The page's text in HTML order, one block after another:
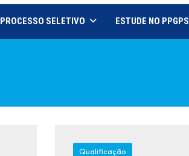
PROCESSO SELETIVO ESTUDE NO PPGPS
Qualificação